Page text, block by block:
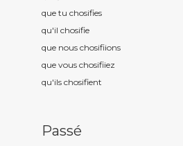
que tu chosifies
qu'il chosifie
que nous chosifiions
que vous chosifiiez
qu'ils chosifient
Passé